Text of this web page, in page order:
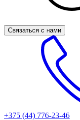
Связаться с нами
+375 (44) 776-23-46